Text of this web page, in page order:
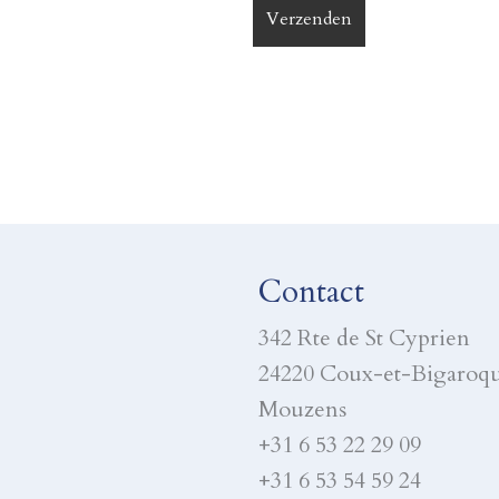
Contact
342 Rte de St Cyprien
24220 Coux-et-
Mouzens
+31 6 53 22 29 09
+31 6 53 54 59 24